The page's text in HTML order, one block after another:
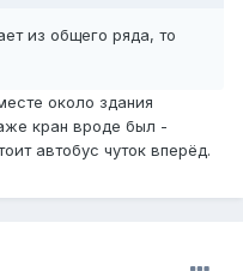
из общего ряда, то
около здания
кран вроде был -
автобус чуток вперёд.